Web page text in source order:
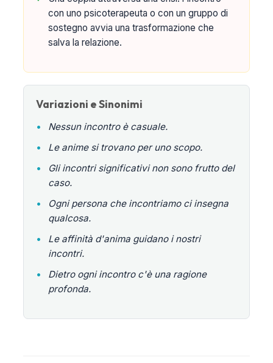
con uno psicoterapeuta o con un gruppo di
sostegno avvia una trasformazione che
salva la relazione.
Variazioni e Sinonimi
•
Nessun incontro è casuale.
•
Le anime si trovano per uno scopo.
•
Gli incontri significativi non sono frutto del
caso.
•
Ogni persona che incontriamo ci insegna
qualcosa.
•
Le affinità d'anima guidano i nostri
incontri.
•
Dietro ogni incontro c'è una ragione
profonda.